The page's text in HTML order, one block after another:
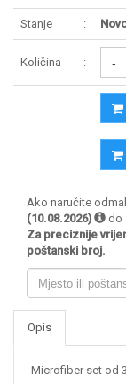
Stanje
Količina -
Ako naručite
(10.08.2026)
do
Za preciznije
poštanski broj.
Opis
Microfiber set od